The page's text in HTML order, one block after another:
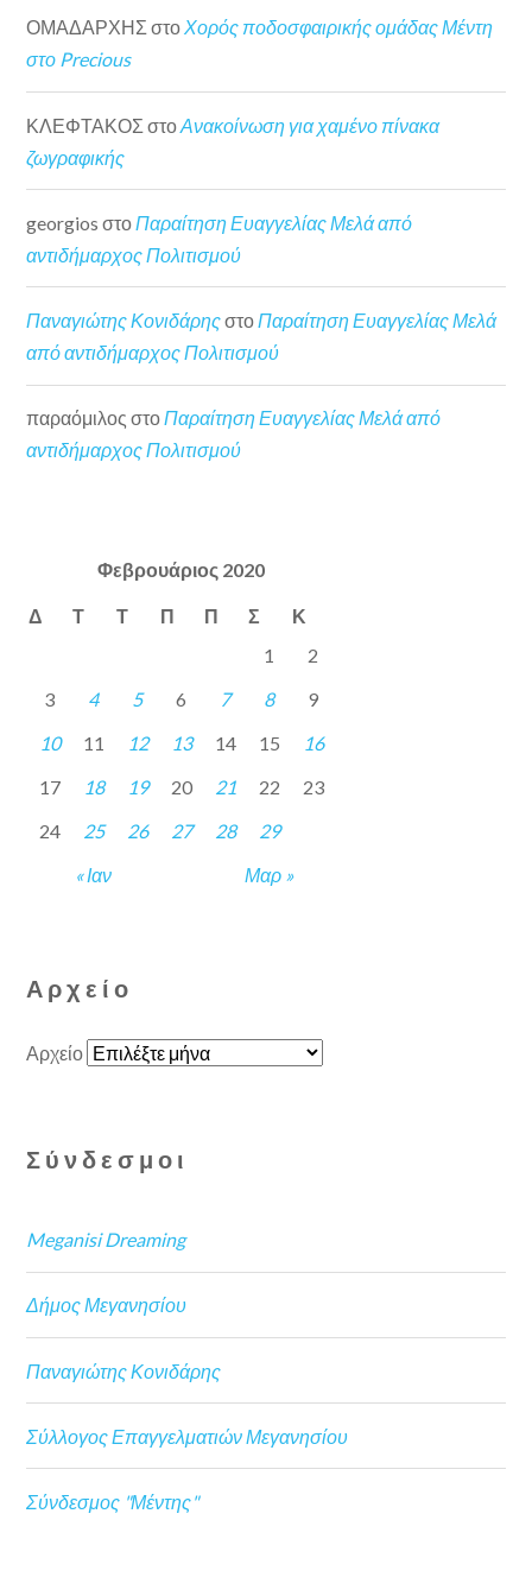
ΟΜΑΔΑΡΧΗΣ στοΧορός ποδοσφαιρικής ομάδας Μέντη
στο Precious
ΚΛΕΦΤΑΚΟΣ στοΑνακοίνωση για χαμένο πίνακα
ζωγραφικής
georgios στο Παραίτηση Ευαγγελίας Μελά από
αντιδήμαρχος Πολιτισμού
Παναγιώτης ΚονιδάρηςστοΠαραίτηση Ευαγγελίας Μελά
από αντιδήμαρχος Πολιτισμού
παραόμιλος στοΠαραίτηση Ευαγγελίας Μελά από
αντιδήμαρχος Πολιτισμού
Φεβρουάριος 2020
Δ Τ Τ Π Π Σ Κ
« Ιαν Μαρ »
1
2
3
4 5 6 7 8
9
10
11 12 13 14 15
16
17
18 19 20 21 22
23
24
25 26 27 28 29
Αρχείο
Αρχείο
Σύνδεσμοι
Meganisi Dreaming
Δήμος Μεγανησίου
Παναγιώτης Κονιδάρης
Σύλλογος Επαγγελματιών Μεγανησίου
Σύνδεσμος "Μέντης"